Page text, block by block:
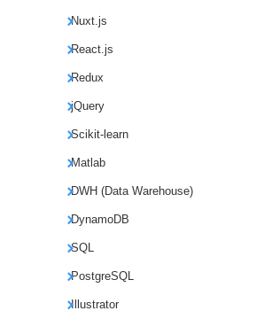
Nuxt.js
React.js
Redux
jQuery
Scikit-learn
Matlab
DWH (Data Warehouse)
DynamoDB
SQL
PostgreSQL
Illustrator